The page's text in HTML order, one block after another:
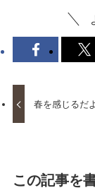
春を感じるだ
この記事を